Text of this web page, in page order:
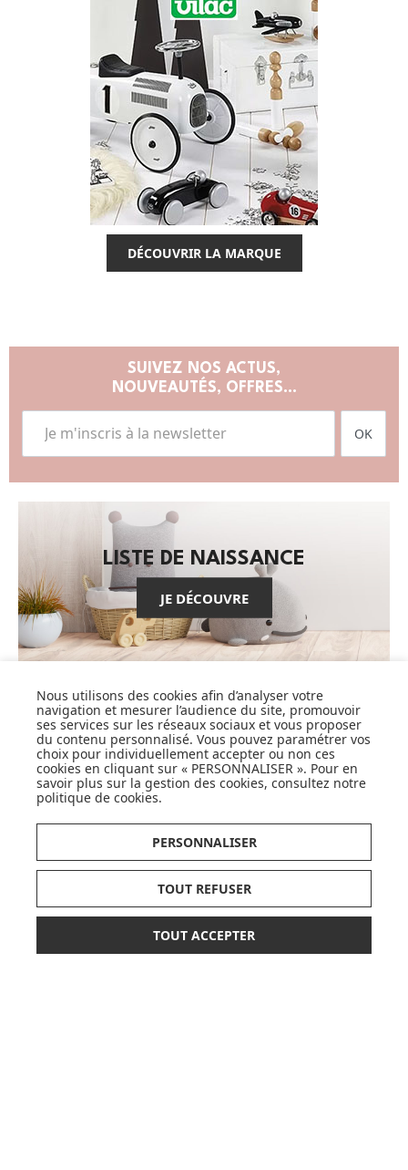
DÉCOUVRIR LA MARQUE
64,90 € AJOUTER AU PANIER
SUIVEZ NOS ACTUS,
NOUVEAUTÉS, OFFRES...
OK
LISTE DE NAISSANCE
JE DÉCOUVRE
CARTES CADEAUX
JE DÉCOUVRE
Pionnier du WEB, leader français de la distribution
Made In Bébé est heureux d'accompagner chaque
jour parents, familles et enfants.
Avec sa boutique en ligne spécialisée dans la
puériculture, Made in Bébé vous propose plus de
Nous utilisons des cookies afin d’analyser votre
navigation et mesurer l’audience du site, promouvoir
ses services sur les réseaux sociaux et vous proposer
du contenu personnalisé. Vous pouvez paramétrer vos
choix pour individuellement accepter ou non ces
cookies en cliquant sur « PERSONNALISER ». Pour en
savoir plus sur la gestion des cookies, consultez notre
politique de cookies.
PERSONNALISER
TOUT REFUSER
TOUT ACCEPTER